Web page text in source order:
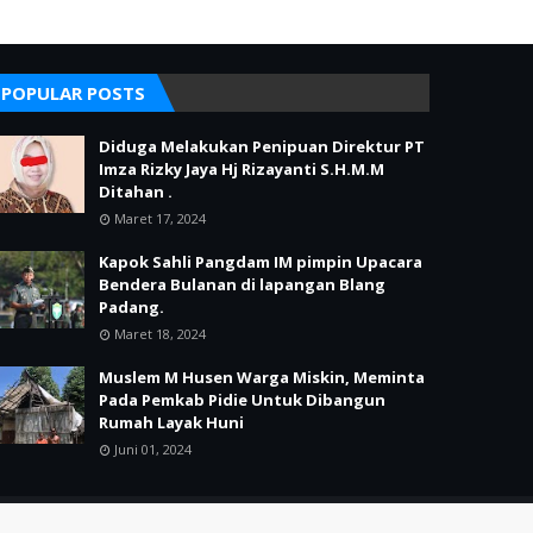
POPULAR POSTS
Diduga Melakukan Penipuan Direktur PT
Imza Rizky Jaya Hj Rizayanti S.H.M.M
Ditahan .
Maret 17, 2024
Kapok Sahli Pangdam IM pimpin Upacara
Bendera Bulanan di lapangan Blang
Padang.
Maret 18, 2024
Muslem M Husen Warga Miskin, Meminta
Pada Pemkab Pidie Untuk Dibangun
Rumah Layak Huni
Juni 01, 2024